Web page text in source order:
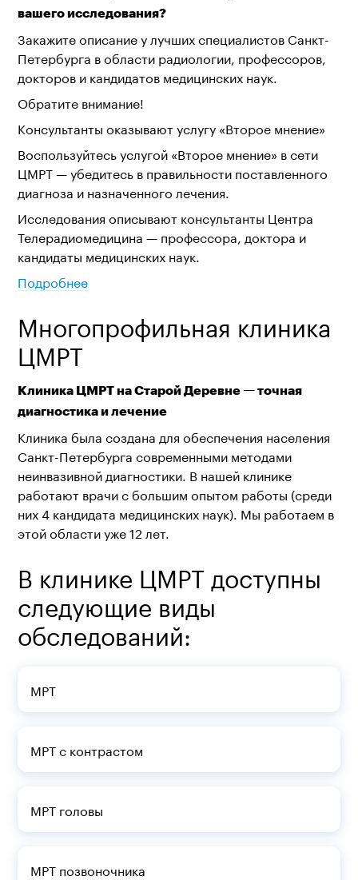
вашего исследования?
Закажите описание у лучших специалистов Санкт-
Петербурга в области радиологии, профессоров,
докторов и кандидатов медицинских наук.
Обратите внимание!
Консультанты оказывают услугу «Второе мнение»
Воспользуйтесь услугой «Второе мнение» в сети
ЦМРТ — убедитесь в правильности поставленного
диагноза и назначенного лечения.
Исследования описывают консультанты Центра
Телерадиомедицина — профессора, доктора и
кандидаты медицинских наук.
Подробнее
Многопрофильная клиника
ЦМРТ
Клиника ЦМРТ на Старой Деревне — точная
диагностика и лечение
Клиника была создана для обеспечения населения
Санкт-Петербурга современными методами
неинвазивной диагностики. В нашей клинике
работают врачи с большим опытом работы (среди
них 4 кандидата медицинских наук). Мы работаем в
этой области уже 12 лет.
В клинике ЦМРТ доступны
следующие виды
обследований:
МРТ
МРТ с контрастом
МРТ головы
МРТ позвоночника